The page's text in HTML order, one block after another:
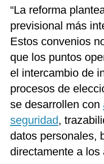
“La reforma
previsional más
Estos convenios
que los puntos
el intercambio de
procesos de
se desarrollen con
seguridad,
datos personales,
directamente a los